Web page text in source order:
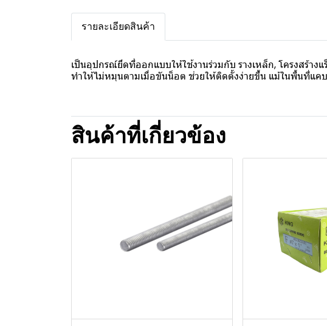
รายละเอียดสินค้า
เป็นอุปกรณ์ยึดที่ออกแบบให้ใช้งานร่วมกับ รางเหล็ก, โครงสร้า
ทำให้ไม่หมุนตามเมื่อขันน็อต ช่วยให้ติดตั้งง่ายขึ้น แม้ในพื้นที่แคบ
สินค้าที่เกี่ยวข้อง